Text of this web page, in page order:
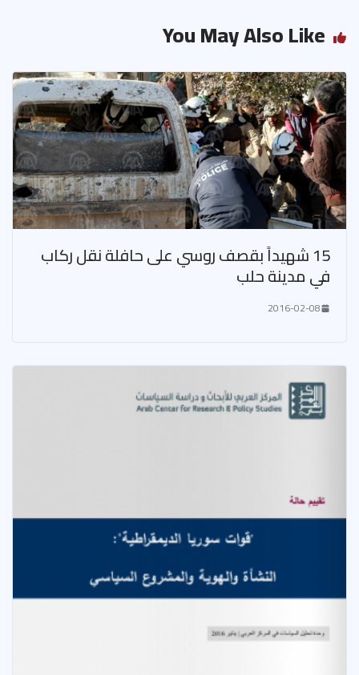
You May Also Like
15 شهيداً بقصف روسي على حافلة نقل ركاب
في مدينة حلب
2016-02-08